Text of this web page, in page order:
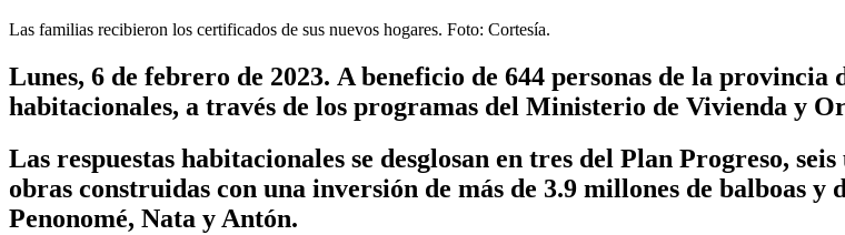
Las familias recibieron los certificados de sus nuevos hogares. Foto: Cortesía.
Lunes, 6 de febrero de 2023. A beneficio de 644 personas de la provincia
habitacionales, a través de los programas del Ministerio de Vivienda y
Las respuestas habitacionales se desglosan en tres del Plan Progreso,
obras construidas con una inversión de más de 3.9 millones de balboas
Penonomé, Nata y Antón.